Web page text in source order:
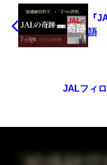
『
語
JALフィ